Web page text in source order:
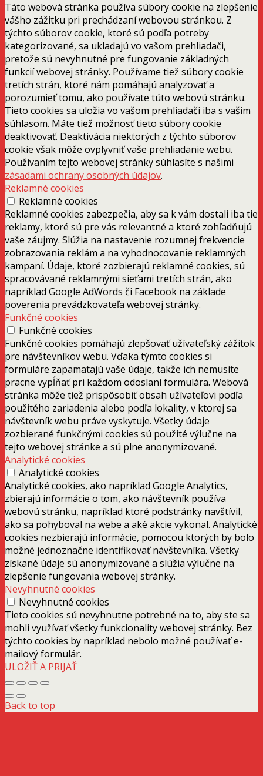
Táto webová stránka používa súbory cookie na zlepšenie
vášho zážitku pri prechádzaní webovou stránkou. Z
týchto súborov cookie, ktoré sú podľa potreby
kategorizované, sa ukladajú vo vašom prehliadači,
pretože sú nevyhnutné pre fungovanie základných
funkcií webovej stránky. Používame tiež súbory cookie
tretích strán, ktoré nám pomáhajú analyzovať a
porozumieť tomu, ako používate túto webovú stránku.
Tieto cookies sa uložia vo vašom prehliadači iba s vašim
súhlasom. Máte tiež možnosť tieto súbory cookie
deaktivovať. Deaktivácia niektorých z týchto súborov
cookie však môže ovplyvniť vaše prehliadanie webu.
Používaním tejto webovej stránky súhlasíte s našimi
zásadami ochrany osobných údajov.
Reklamné cookies
Reklamné cookies
Reklamné cookies zabezpečia, aby sa k vám dostali iba tie
reklamy, ktoré sú pre vás relevantné a ktoré zohľadňujú
vaše záujmy. Slúžia na nastavenie rozumnej frekvencie
zobrazovania reklám a na vyhodnocovanie reklamných
kampaní. Údaje, ktoré zozbierajú reklamné cookies, sú
spracovávané reklamnými sieťami tretích strán, ako
napríklad Google AdWords či Facebook na základe
poverenia prevádzkovateľa webovej stránky.
Funkčné cookies
Funkčné cookies
Funkčné cookies pomáhajú zlepšovať užívateľský zážitok
pre návštevníkov webu. Vďaka týmto cookies si
formuláre zapamätajú vaše údaje, takže ich nemusíte
pracne vypĺňať pri každom odoslaní formulára. Webová
stránka môže tiež prispôsobiť obsah užívateľovi podľa
použitého zariadenia alebo podľa lokality, v ktorej sa
návštevník webu práve vyskytuje. Všetky údaje
zozbierané funkčnými cookies sú použité výlučne na
tejto webovej stránke a sú plne anonymizované.
Analytické cookies
Analytické cookies
Analytické cookies, ako napríklad Google Analytics,
zbierajú informácie o tom, ako návštevník používa
webovú stránku, napríklad ktoré podstránky navštívil,
ako sa pohyboval na webe a aké akcie vykonal. Analytické
cookies nezbierajú informácie, pomocou ktorých by bolo
možné jednoznačne identifikovať návštevníka. Všetky
získané údaje sú anonymizované a slúžia výlučne na
zlepšenie fungovania webovej stránky.
Nevyhnutné cookies
Nevyhnutné cookies
Tieto cookies sú nevyhnutne potrebné na to, aby ste sa
mohli využívať všetky funkcionality webovej stránky. Bez
týchto cookies by napríklad nebolo možné používať e-
mailový formulár.
ULOŽIŤ A PRIJAŤ
Back to top